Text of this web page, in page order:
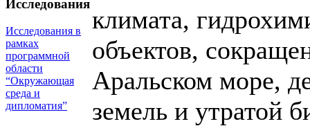
Исследования
Исследования в
рамках
программной
области
“Окружающая
среда и
дипломатия”
климата,
объектов,
Аральском море,
земель и утратой